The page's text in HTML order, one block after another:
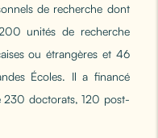
de recherche dont
unités de recherche
ou étrangères et 46
Écoles. Il a financé
230 doctorats, 120 post-